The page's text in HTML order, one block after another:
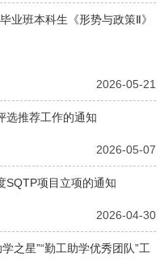
业班本科生《形势与政策Ⅱ》
2026-05-21
选推荐工作的通知
2026-05-07
SQTP项目立项的通知
2026-04-30
之星”“勤工助学优秀团队”工